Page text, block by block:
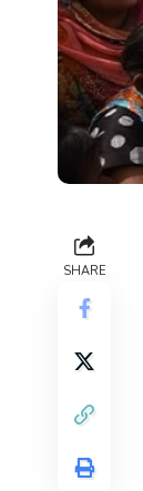
SHARE